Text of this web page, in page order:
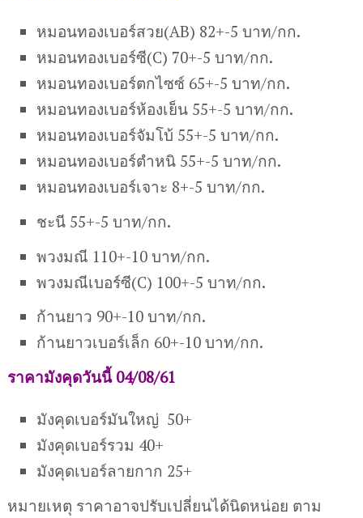
หมอนทองเบอร์สวย(AB) 82+-5 บาท/กก.
หมอนทองเบอร์ซี(C) 70+-5 บาท/กก.
หมอนทองเบอร์ตกไซซ์ 65+-5 บาท/กก.
หมอนทองเบอร์ห้องเย็น 55+-5 บาท/กก.
หมอนทองเบอร์จัมโบ้ 55+-5 บาท/กก.
หมอนทองเบอร์ตำหนิ 55+-5 บาท/กก.
หมอนทองเบอร์เจาะ 8+-5 บาท/กก.
ชะนี 55+-5 บาท/กก.
พวงมณี 110+-10 บาท/กก.
พวงมณีเบอร์ซี(C) 100+-5 บาท/กก.
ก้านยาว 90+-10 บาท/กก.
ก้านยาวเบอร์เล็ก 60+-10 บาท/กก.
ราคามังคุดวันนี้ 04/08/61
มังคุดเบอร์มันใหญ่ 50+
มังคุดเบอร์รวม 40+
มังคุดเบอร์ลายกาก 25+
หมายเหตุ ราคาอาจปรับเปลี่ยนได้นิดหน่อย ตาม